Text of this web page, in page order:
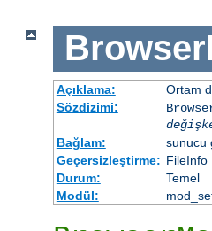
Açıklama:
Ortam
Sözdizimi:
Bağlam:
sunucu
Geçersizleştirme: FileInfo
Durum:
Temel
Modül: